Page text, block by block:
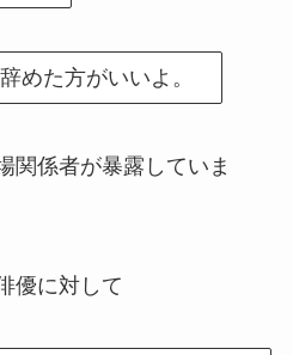
めた方がいいよ。
関係者が暴露していま
優に対して